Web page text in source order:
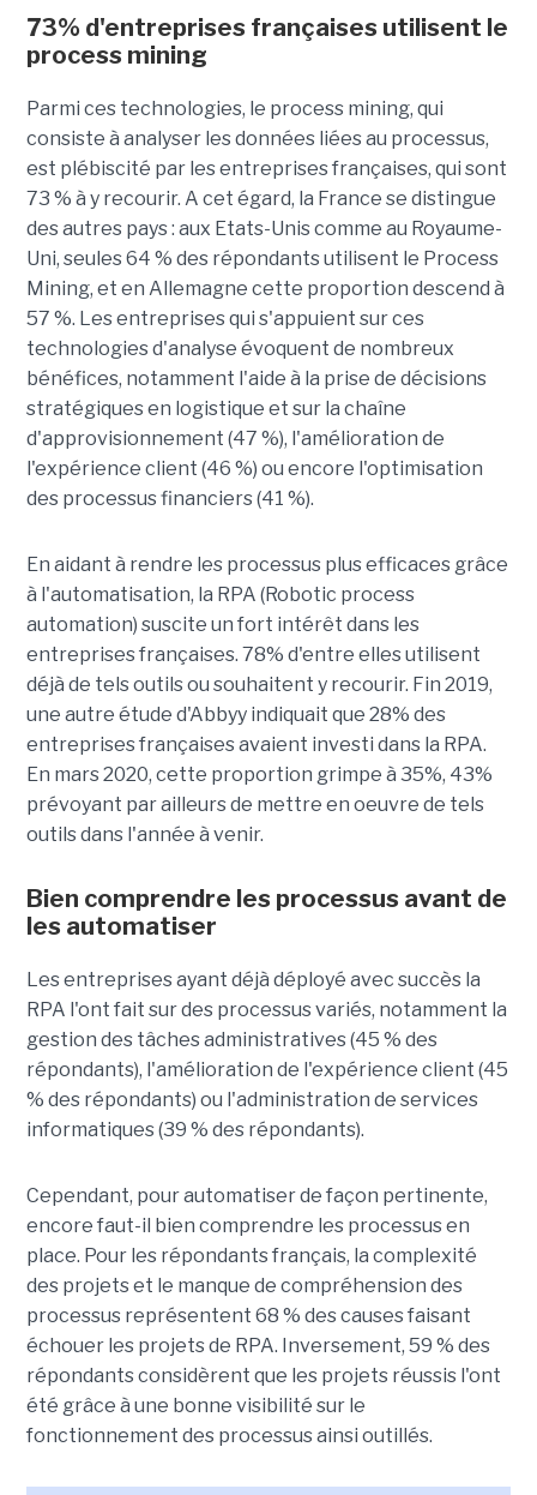
73% d'entreprises françaises utilisent le
process mining
Parmi ces technologies, le process mining, qui
consiste à analyser les données liées au processus,
est plébiscité par les entreprises françaises, qui sont
73 % à y recourir. A cet égard, la France se distingue
des autres pays : aux Etats-Unis comme au Royaume-
Uni, seules 64 % des répondants utilisent le Process
Mining, et en Allemagne cette proportion descend à
57 %. Les entreprises qui s'appuient sur ces
technologies d'analyse évoquent de nombreux
bénéfices, notamment l'aide à la prise de décisions
stratégiques en logistique et sur la chaîne
d'approvisionnement (47 %), l'amélioration de
l'expérience client (46 %) ou encore l'optimisation
des processus financiers (41 %).
En aidant à rendre les processus plus efficaces grâce
à l'automatisation, la RPA (Robotic process
automation) suscite un fort intérêt dans les
entreprises françaises. 78% d'entre elles utilisent
déjà de tels outils ou souhaitent y recourir. Fin 2019,
une autre étude d'Abbyy indiquait que 28% des
entreprises françaises avaient investi dans la RPA.
En mars 2020, cette proportion grimpe à 35%, 43%
prévoyant par ailleurs de mettre en oeuvre de tels
outils dans l'année à venir.
Bien comprendre les processus avant de
les automatiser
Les entreprises ayant déjà déployé avec succès la
RPA l'ont fait sur des processus variés, notamment la
gestion des tâches administratives (45 % des
répondants), l'amélioration de l'expérience client (45
% des répondants) ou l'administration de services
informatiques (39 % des répondants).
Cependant, pour automatiser de façon pertinente,
encore faut-il bien comprendre les processus en
place. Pour les répondants français, la complexité
des projets et le manque de compréhension des
processus représentent 68 % des causes faisant
échouer les projets de RPA. Inversement, 59 % des
répondants considèrent que les projets réussis l'ont
été grâce à une bonne visibilité sur le
fonctionnement des processus ainsi outillés.